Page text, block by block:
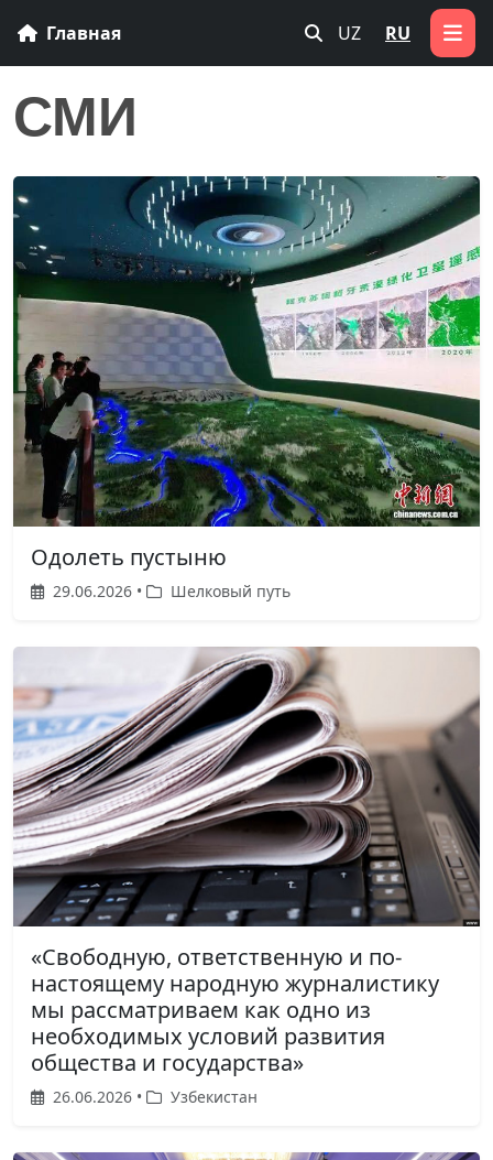
Главная UZ RU
СМИ
Одолеть пустыню
29.06.2026 • Шелковый путь
«Свободную, ответственную и по-
настоящему народную журналистику
мы рассматриваем как одно из
необходимых условий развития
общества и государства»
26.06.2026 • Узбекистан